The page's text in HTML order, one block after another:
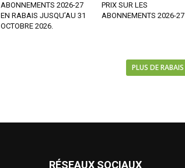
ABONNEMENTS 2026-27
EN RABAIS JUSQU’AU 31
OCTOBRE 2026.
PRIX SUR LES
ABONNEMENTS 2026-27
PLUS DE RABAIS
RÉSEAUX SOCIAUX